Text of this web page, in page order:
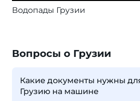
Водопады Грузии
Вопросы о Грузии
Какие документы нужны
Грузию на машине